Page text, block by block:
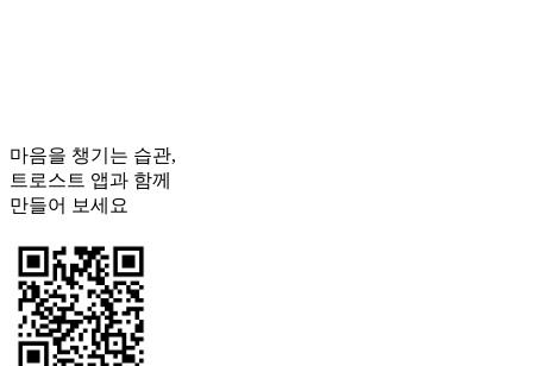
마음을 챙기는 습관,
트로스트 앱과 함께
만들어 보세요